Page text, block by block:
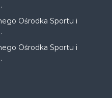
Ośrodka Sportu i
Ośrodka Sportu i